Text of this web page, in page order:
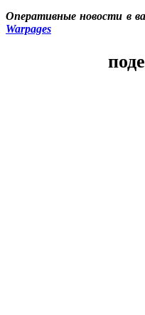
Оперативные новости в
Warpages